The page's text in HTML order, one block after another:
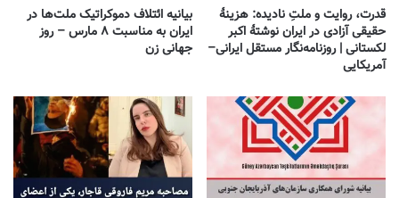
قدرت، روایت و ملتِ نادیده: هزینهٔ
حقیقی آزادی در ایران نوشتهٔ اکبر
لکستانی | روزنامه‌نگار مستقل ایرانی–
آمریکایی
بیانیه ائتلاف دموکراتیک ملت‌ها در
ایران به مناسبت ۸ مارس – روز
جهانی زن